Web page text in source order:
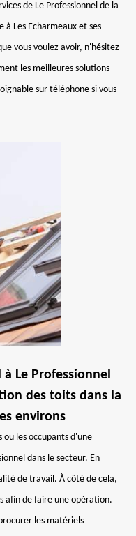
de Le Professionnel de la
Les Echarmeaux et ses
vous voulez avoir, n'hésitez
les meilleures solutions
sur téléphone si vous
Le Professionnel
des toits dans la
environs
les occupants d'une
dans le secteur. En
de travail. À côté de cela,
afin de faire une opération.
les matériels